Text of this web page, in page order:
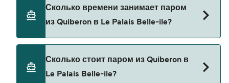
Сколько времени занимает паром
из Quiberon в Le Palais Belle-ile?
Palais Belle-ile составляет примерно 50 мин.
Сколько стоит паром из Quiberon в
Le Palais Belle-ile?